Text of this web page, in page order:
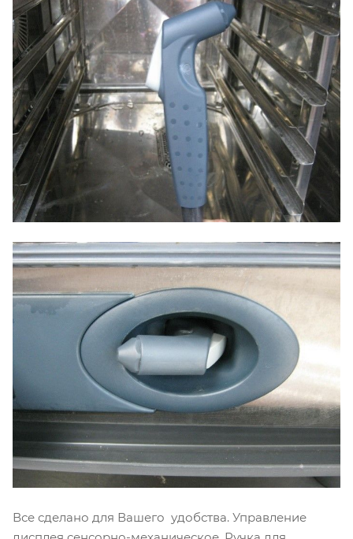
Все сделано для Вашего удобства. Управление